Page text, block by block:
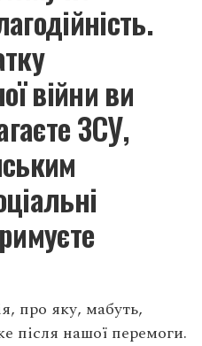
війни ви
ЗСУ,
про яку, мабуть,
після нашої перемоги.